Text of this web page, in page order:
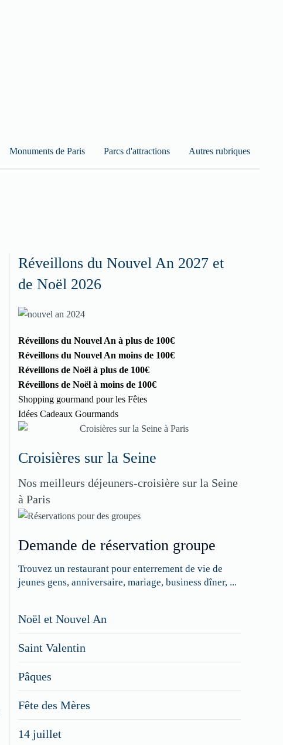
Monuments de Paris Parcs d'attractions Autres rubriques
Réveillons du Nouvel An 2027 et
de Noël 2026
Réveillons du Nouvel An à plus de 100€
Réveillons du Nouvel An moins de 100€
Réveillons de Noël à plus de 100€
Réveillons de Noël à moins de 100€
Shopping gourmand pour les Fêtes
Idées Cadeaux Gourmands
Croisières sur la Seine
Nos meilleurs déjeuners-croisière sur la Seine
à Paris
Demande de réservation groupe
Trouvez un restaurant pour enterrement de vie de
jeunes gens, anniversaire, mariage, business dîner, ...
figurer
vos
spéciaux
dans
Noël et Nouvel An
Saint Valentin
Pâques
Fête des Mères
14 juillet